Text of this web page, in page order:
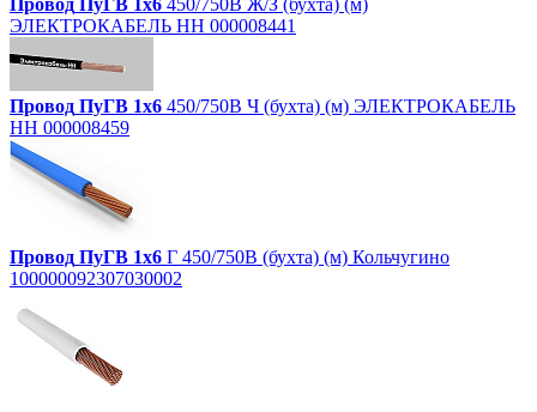
ЭЛЕКТРОКАБЕЛЬ НН 000008441
Провод ПуГВ 1х6 450/750В Ч (бухта) (м) ЭЛЕКТРОКАБЕЛЬ
НН 000008459
Провод ПуГВ 1х6 Г 450/750В (бухта) (м) Кольчугино
100000092307030002